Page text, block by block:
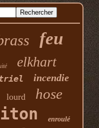
feu
elkhart
incendie
lourd hose
enroulé